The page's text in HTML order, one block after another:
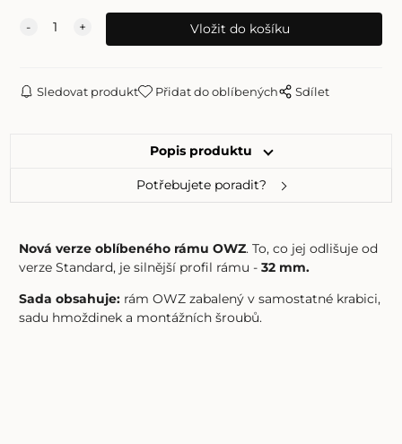
Sledovat produkt Přidat do oblíbených Sdílet
Popis produktu
Potřebujete poradit?
Nová verze oblíbeného rámu OWZ. To, co jej odlišuje od
verze Standard, je silnější profil rámu -32 mm.
Sada obsahuje: rám OWZ zabalený v samostatné krabici,
sadu hmoždinek a montážních šroubů.